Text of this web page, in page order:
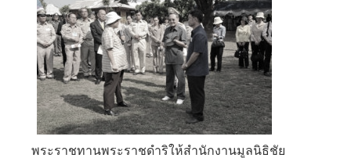
พระราชทานพระราชดำริให้สำนักงานมูลนิธิชัย